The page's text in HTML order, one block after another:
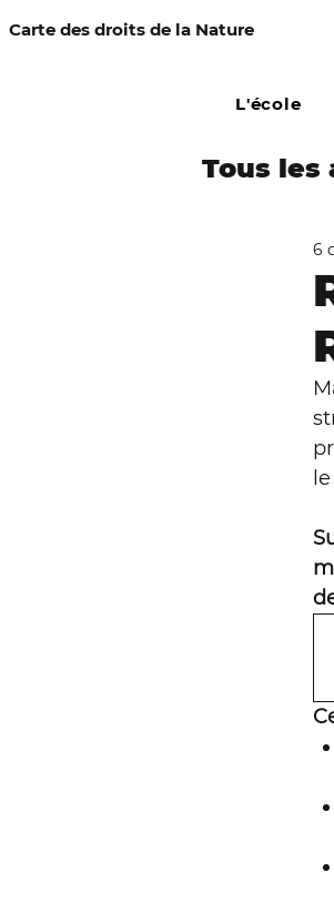
Carte des droits de la Nature
Tous les
Le
6
L'école